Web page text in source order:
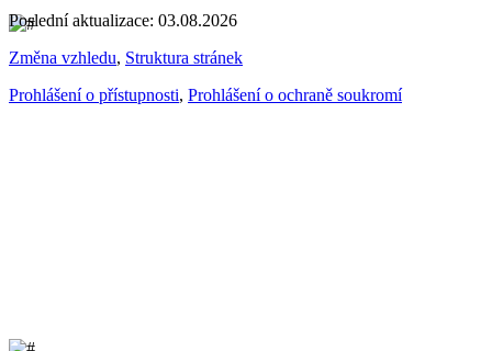
Poslední aktualizace: 03.08.2026
Změna vzhledu, Struktura stránek
Prohlášení o přístupnosti, Prohlášení o ochraně soukromí